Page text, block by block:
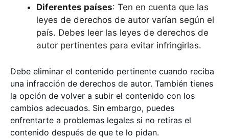
Diferentes países: Ten en cuenta que las
leyes de derechos de autor varían según el
país. Debes leer las leyes de derechos de
autor pertinentes para evitar infringirlas.
Debe eliminar el contenido pertinente cuando reciba
una infracción de derechos de autor. También tienes
la opción de volver a subir el contenido con los
cambios adecuados. Sin embargo, puedes
enfrentarte a problemas legales si no retiras el
contenido después de que te lo pidan.